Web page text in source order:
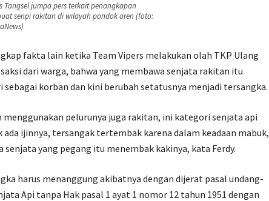
Tangsel jumpa pers terkait penangkapan
senpi rakitan di wilayah pondok aren (foto:
fakta lain ketika Team Vipers melakukan olah TKP Ulang
dari warga, bahwa yang membawa senjata rakitan itu
sebagai korban dan kini berubah setatusnya menjadi tersangka.
pelurunya juga rakitan, ini kategori senjata api
ijinnya, tersangak tertembak karena dalam keadaan mabuk,
yang pegang itu menembak kakinya, kata Ferdy.
harus menanggung akibatnya dengan dijerat pasal undang-
Api tanpa Hak pasal 1 ayat 1 nomor 12 tahun 1951 dengan